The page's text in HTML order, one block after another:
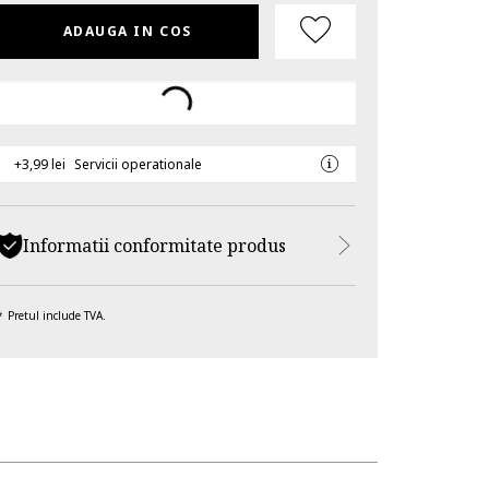
ADAUGA IN COS
+3,99 lei Servicii operationale
Informatii conformitate produs
Pretul include TVA.